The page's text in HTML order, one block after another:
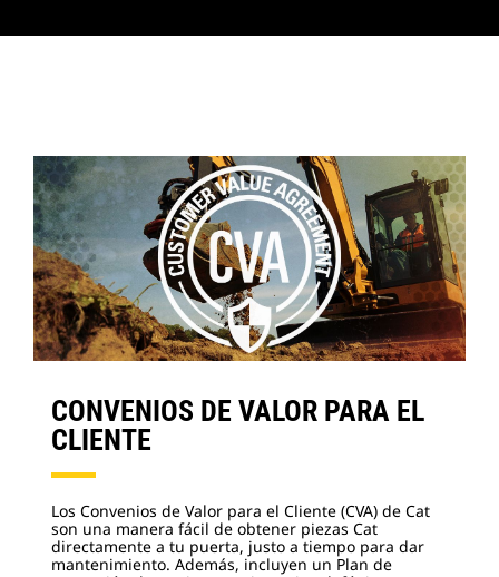
CONVENIOS DE VALOR PARA EL
CLIENTE
Los Convenios de Valor para el Cliente (CVA) de Cat
son una manera fácil de obtener piezas Cat
directamente a tu puerta, justo a tiempo para dar
mantenimiento. Además, incluyen un Plan de